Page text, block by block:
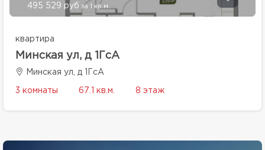
495 529 руб за 1 кв.м.
квартира
Минская ул, д 1ГсА
Минская ул, д 1ГсА
3 комнаты 67.1 кв.м. 8 этаж